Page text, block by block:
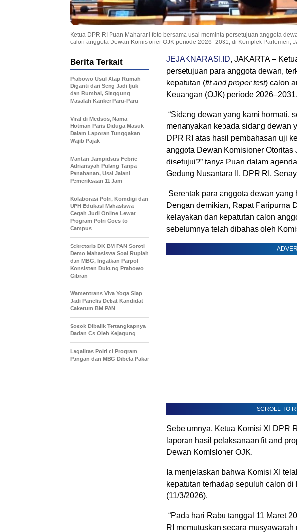
Ketua DPR RI Puan Maharani foto bersama usai meminta persetujuan anggota
calon anggota Dewan Komisioner OJK periode 2026–2031, di Komplek Parlemen,
JEJAKNARASI.ID, JAKARTA –
persetujuan para anggota dewan,
kepatutan (fit and proper test) calon
Keuangan (OJK) periode 2026–2031.
“Sidang dewan yang kami hormati,
menanyakan kepada sidang dewan
DPR RI atas hasil pembahasan uji
anggota Dewan Komisioner Otoritas
disetujui?” tanya Puan dalam
Gedung Nusantara II, DPR RI,
Serentak para anggota dewan
Dengan demikian, Rapat Paripurna
kelayakan dan kepatutan calon
sebelumnya telah dibahas oleh
SCROLL TO
Sebelumnya, Ketua Komisi XI DPR
laporan hasil pelaksanaan fit and
Dewan Komisioner OJK.
Ia menjelaskan bahwa Komisi XI
kepatutan terhadap sepuluh calon
(11/3/2026).
“Pada hari Rabu tanggal 11 Maret
RI memutuskan secara
Berita Terkait
Prabowo Usul Atap Rumah
Diganti dari Seng Jadi Ijuk
dan Rumbai, Singgung
Masalah Kanker Paru-Paru
Viral di Medsos, Nama
Hotman Paris Diduga Masuk
Dalam Laporan Tunggakan
Wajib Pajak
Mantan Jampidsus Febrie
Adriansyah Pulang Tanpa
Penahanan, Usai Jalani
Pemeriksaan 11 Jam
Kolaborasi Polri, Komdigi dan
UPH Edukasi Mahasiswa
Cegah Judi Online Lewat
Program Polri Goes to
Campus
Sekretaris DK BM PAN Soroti
Demo Mahasiswa Soal Rupiah
dan MBG, Ingatkan Parpol
Konsisten Dukung Prabowo
Gibran
Wamentrans Viva Yoga Siap
Jadi Panelis Debat Kandidat
Caketum BM PAN
Sosok Dibalik Tertangkapnya
Dadan Cs Oleh Kejagung
Legalitas Polri di Program
Pangan dan MBG Dibela Pakar